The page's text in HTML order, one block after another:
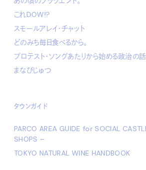
これDOW!?
スモールアレイ・チャット
どのみち毎日食べるから。
プロテスト・ソングあたりから始める政治の話
まなびじゅつ
タウンガイド
PARCO AREA GUIDE for SOCIAL
SHOPS –
TOKYO NATURAL WINE HANDBOOK